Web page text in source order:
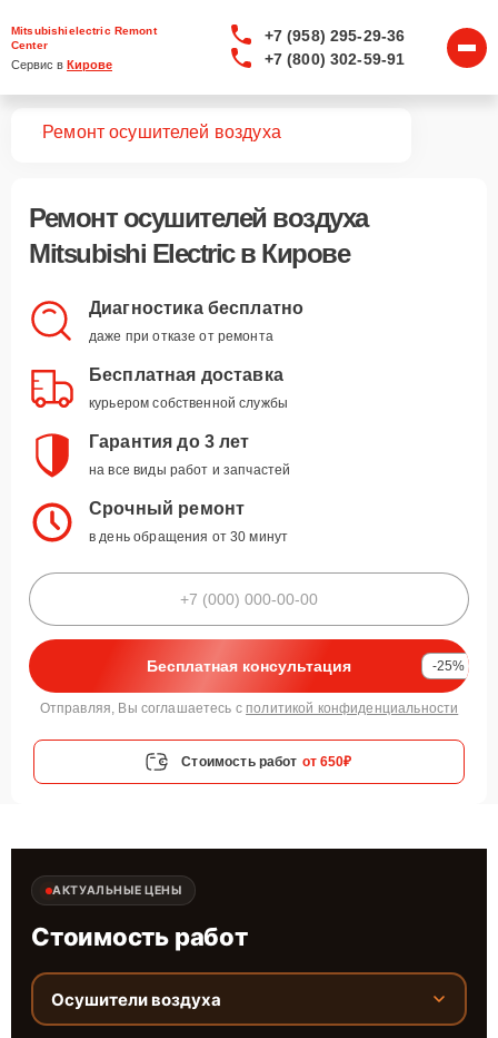
Mitsubishielectric Remont
Center
Сервис в Кирове
+7 (958) 295-29-36
+7 (800) 302-59-91
Ремонт осушителей воздуха
Ремонт осушителей воздуха
Mitsubishi Electricв Кирове
Диагностика бесплатно
даже при отказе от ремонта
Бесплатная доставка
курьером собственной службы
Гарантия до 3 лет
на все виды работ и запчастей
Срочный ремонт
в день обращения от 30 минут
Бесплатная консультация -25%
Отправляя, Вы соглашаетесь с политикой конфиденциальности
Стоимость работ от 650₽
АКТУАЛЬНЫЕ ЦЕНЫ
Стоимость работ
Осушители воздуха